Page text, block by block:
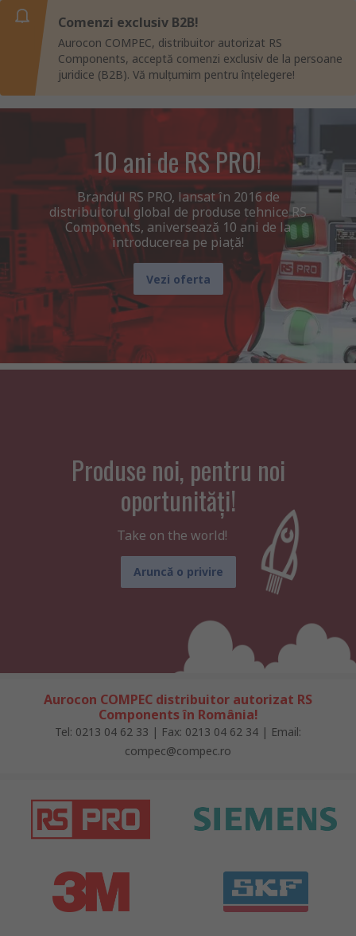
Comenzi exclusiv B2B!
Aurocon COMPEC, distribuitor autorizat RS
Components, acceptă comenzi exclusiv de la persoane
juridice (B2B). Vă mulțumim pentru înțelegere!
10 ani de RS PRO!
Brandul RS PRO, lansat în 2016 de
distribuitorul global de produse tehnice RS
Components, aniversează 10 ani de la
introducerea pe piață!
Vezi oferta
Produse noi, pentru noi
oportunități!
Take on the world!
Aruncă o privire
Aurocon COMPEC distribuitor autorizat RS
Components în România!
Tel: 0213 04 62 33 | Fax: 0213 04 62 34 | Email:
compec@compec.ro